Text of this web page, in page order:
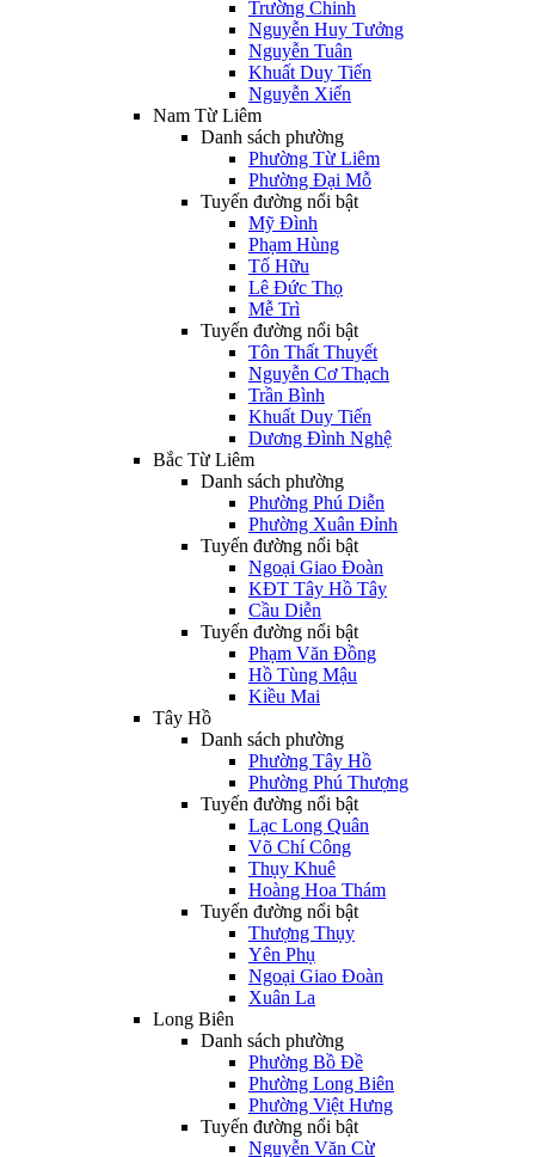
Trường Chinh
Nguyễn Huy Tưởng
Nguyễn Tuân
Khuất Duy Tiến
Nguyễn Xiển
Nam Từ Liêm
Danh sách phường
Phường Từ Liêm
Phường Đại Mỗ
Tuyến đường nổi bật
Mỹ Đình
Phạm Hùng
Tố Hữu
Lê Đức Thọ
Mễ Trì
Tuyến đường nổi bật
Tôn Thất Thuyết
Nguyễn Cơ Thạch
Trần Bình
Khuất Duy Tiến
Dương Đình Nghệ
Bắc Từ Liêm
Danh sách phường
Phường Phú Diễn
Phường Xuân Đỉnh
Tuyến đường nổi bật
Ngoại Giao Đoàn
KĐT Tây Hồ Tây
Cầu Diễn
Tuyến đường nổi bật
Phạm Văn Đồng
Hồ Tùng Mậu
Kiều Mai
Tây Hồ
Danh sách phường
Phường Tây Hồ
Phường Phú Thượng
Tuyến đường nổi bật
Lạc Long Quân
Võ Chí Công
Thụy Khuê
Hoàng Hoa Thám
Tuyến đường nổi bật
Thượng Thụy
Yên Phụ
Ngoại Giao Đoàn
Xuân La
Long Biên
Danh sách phường
Phường Bồ Đề
Phường Long Biên
Phường Việt Hưng
Tuyến đường nổi bật
Nguyễn Văn Cừ